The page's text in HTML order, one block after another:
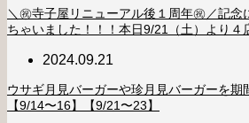
＼㊗️寺子屋リニューアル後１周年㊗️／記念
ちゃいました！！！本日9/21（土）より４
2024.09.21
ウサギ月見バーガーや珍月見バーガーを期
【9/14〜16】【9/21〜23】